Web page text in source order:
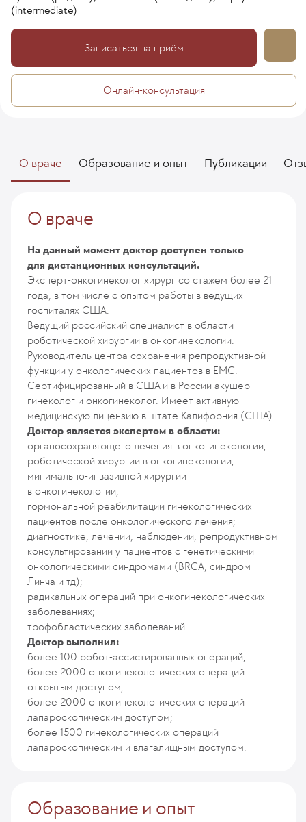
(intermediate)
Записаться на приём
Онлайн-консультация
О враче Образование и опыт Публикации
О враче
На данный момент доктор доступен только
для дистанционных консультаций.
Эксперт-онкогинеколог хирург со стажем более 21
года, в том числе с опытом работы в ведущих
госпиталях США.
Ведущий российский специалист в области
роботической хирургии в онкогинекологии.
Руководитель центра сохранения репродуктивной
функции у онкологических пациентов в ЕМС.
Сертифицированный в США и в России акушер-
гинеколог и онкогинеколог. Имеет активную
медицинскую лицензию в штате Калифорния (США).
Доктор является экспертом в области:
органосохраняющего лечения в онкогинекологии;
роботической хирургии в онкогинекологии;
минимально-инвазивной хирургии
в онкогинекологии;
гормональной реабилитации гинекологических
пациентов после онкологического лечения;
диагностике, лечении, наблюдении, репродуктивном
консультировании у пациентов с генетическими
онкологическими синдромами (BRCA, синдром
Линча и тд);
радикальных операций при онкогинекологических
заболеваниях;
трофобластических заболеваний.
Доктор выполнил:
более 100 робот-ассистированных операций;
более 2000 онкогинекологических операций
открытым доступом;
более 2000 онкогинекологических операций
лапароскопическим доступом;
более 1500 гинекологических операций
лапароскопическим и влагалищным доступом.
Образование и опыт